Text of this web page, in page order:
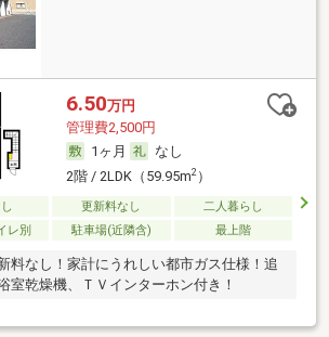
6.50万円
管理費2,500円
1ヶ月
なし
2階 / 2LDK（59.95m2）
更新料なし
二人暮らし
レ別
駐車場(近隣含) 最上階
料なし！家計にうれしい都市ガス仕様！追
室乾燥機、ＴＶインターホン付き！